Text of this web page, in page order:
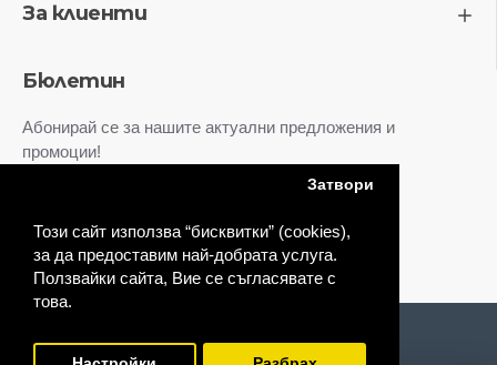
Този сайт използва “бисквитки” (cookies),
за да предоставим най-добрата услуга.
Ползвайки сайта, Вие се съгласявате с
това.
Затвори
За клиенти
Бюлетин
Абонирай се за нашите актуални предложения и
промоции!
Изпрати
Политика за поверителност
FILTER PRODUCTS